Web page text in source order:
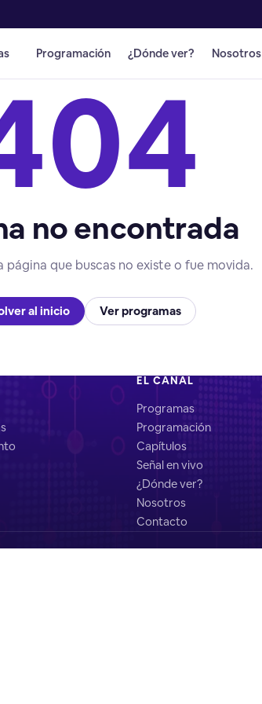
Programación ¿Dónde ver? Nosotros
no encontrada
página que buscas no existe o fue movida.
al inicio Ver programas
EL CANAL
Programas
Programación
Capítulos
Señal en vivo
¿Dónde ver?
Nosotros
Contacto